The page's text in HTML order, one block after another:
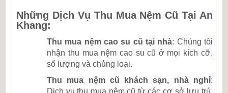
Những Dịch Vụ Thu Mua Nệm Cũ Tại An
Khang:
Thu mua nệm cao su cũ tại nhà: Chúng tôi
nhận thu mua nệm cao su cũ ở mọi kích cỡ,
số lượng và chủng loại.
Thu mua nệm cũ khách sạn, nhà nghỉ:
Dịch vụ thu mua nệm cũ từ các cơ sở lưu trú,